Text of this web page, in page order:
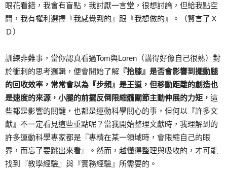
眼花看錯，我會有盲點，我討厭一言堂，很想討論，但給我點空
間，我有權利選擇『我感覺到的』跟『我想做的』。（贅言了Ｘ
Ｄ）
訓練非難事，當你認真看過Tom與Loren（講得好像自己很熟）對
於衝刺的思考邏輯，便會開始了解 『抬膝』是否會影響到擺動腿
的回收效率，常常會以為『步頻』是王道，但移動距離的創造也
是速度的來源，小腿的前擺反倒限縮髖關節主動伸展的力矩， 這
些都是影響的關鍵，也都是運動科學關心的事，但何以『許多文
獻』不一定看見這些重點呢？當我開始整理文獻時，我理解到的
許多運動科學專家都是『專精在某一領域時，會限縮自己的眼
界，而忘了要跳出來看』。然而，越懂得整理與吸收的，才可能
找到『教學經驗』與『實務經驗』所需要的。